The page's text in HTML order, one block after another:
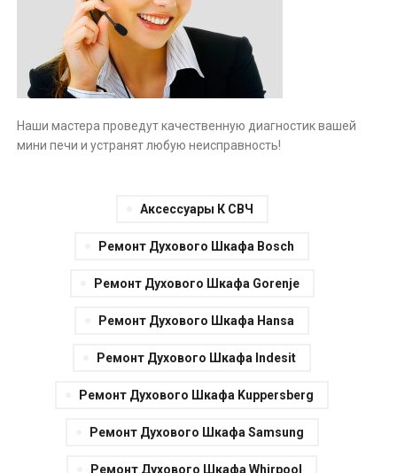
Наши мастера проведут качественную диагностик вашей
мини печи и устранят любую неисправность!
Аксессуары К СВЧ
Ремонт Духового Шкафа Bosch
Ремонт Духового Шкафа Gorenje
Ремонт Духового Шкафа Hansa
Ремонт Духового Шкафа Indesit
Ремонт Духового Шкафа Kuppersberg
Ремонт Духового Шкафа Samsung
Ремонт Духового Шкафа Whirpool